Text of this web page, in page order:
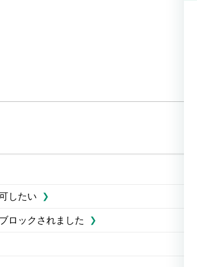
したい
ロックされました